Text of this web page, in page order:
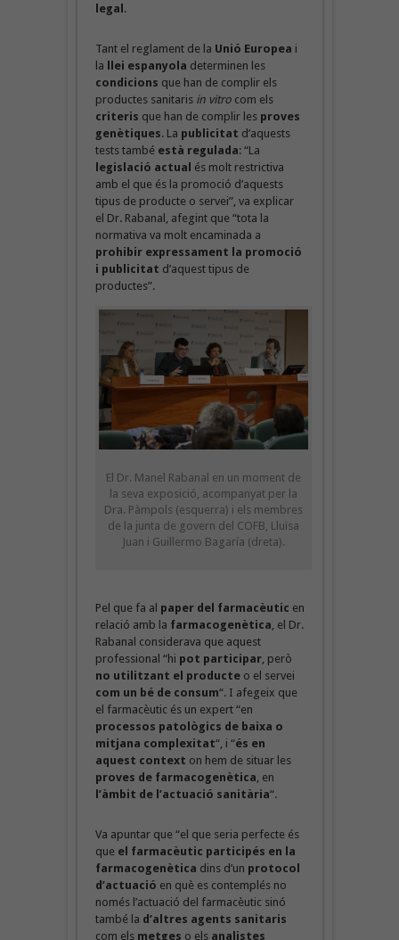
legal .
Tant el reglament de la Unió Europea i
la
llei espanyola determinen les
condicions que han de complir els
productes sanitaris in vitrocom els
criteris que han de complir les proves
genètiques. La publicitat d’aquests
tests també està regulada: “La
legislació actual és molt restrictiva
amb el que és la promoció d’aquests
tipus de producte o servei”, va explicar
el Dr. Rabanal, afegint que “tota la
normativa va molt encaminada a
prohibir expressament la promoció
i publicitat d’aquest tipus de
productes”.
El Dr. Manel Rabanal en un moment de
la seva exposició, acompanyat per la
Dra. Pàmpols (esquerra) i els membres
de la junta de govern del COFB, Lluïsa
Juan i Guillermo Bagaría (dreta).
Pel que fa al paper del farmacèutic en
relació amb la farmacogenètica , el Dr.
Rabanal considerava que aquest
professional “hi pot participar, però
no utilitzant el producteo el servei
com un bé de consum“. I afegeix que
el farmacèutic és un expert “en
processos patològics de baixa o
mitjana complexitat“, i “és en
aquest context on hem de situar les
proves de farmacogenètica , en
l’àmbit de l’actuació sanitària“.
Va apuntar que “el que seria perfecte és
que el farmacèutic participés en la
farmacogenètica dins d’un protocol
d’actuació en què es contemplés no
només l’actuació del farmacèutic sinó
també la d’altres agents sanitaris
com els metges o els analistes